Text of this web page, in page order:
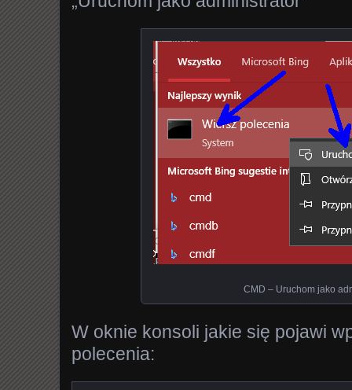
CMD – Uruchom jako
W oknie konsoli jakie się pojawi
polecenia: